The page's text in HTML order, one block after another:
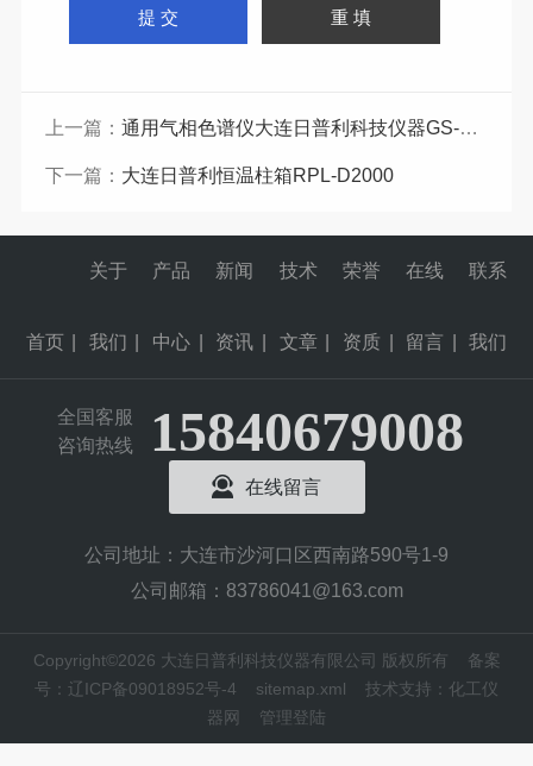
上一篇： 通用气相色谱仪大连日普利科技仪器GS-101F/T
下一篇： 大连日普利恒温柱箱RPL-D2000
首页
关于
我们
产品
中心
新闻
资讯
技术
文章
荣誉
资质
在线
留言
联系
我们
全国客服
咨询热线
15840679008
在线留言
公司地址：大连市沙河口区西南路590号1-9
公司邮箱：83786041@163.com
Copyright©2026 大连日普利科技仪器有限公司 版权所有 备案
号：辽ICP备09018952号-4
sitemap.xml 技术支持： 化工仪
器网
管理登陆